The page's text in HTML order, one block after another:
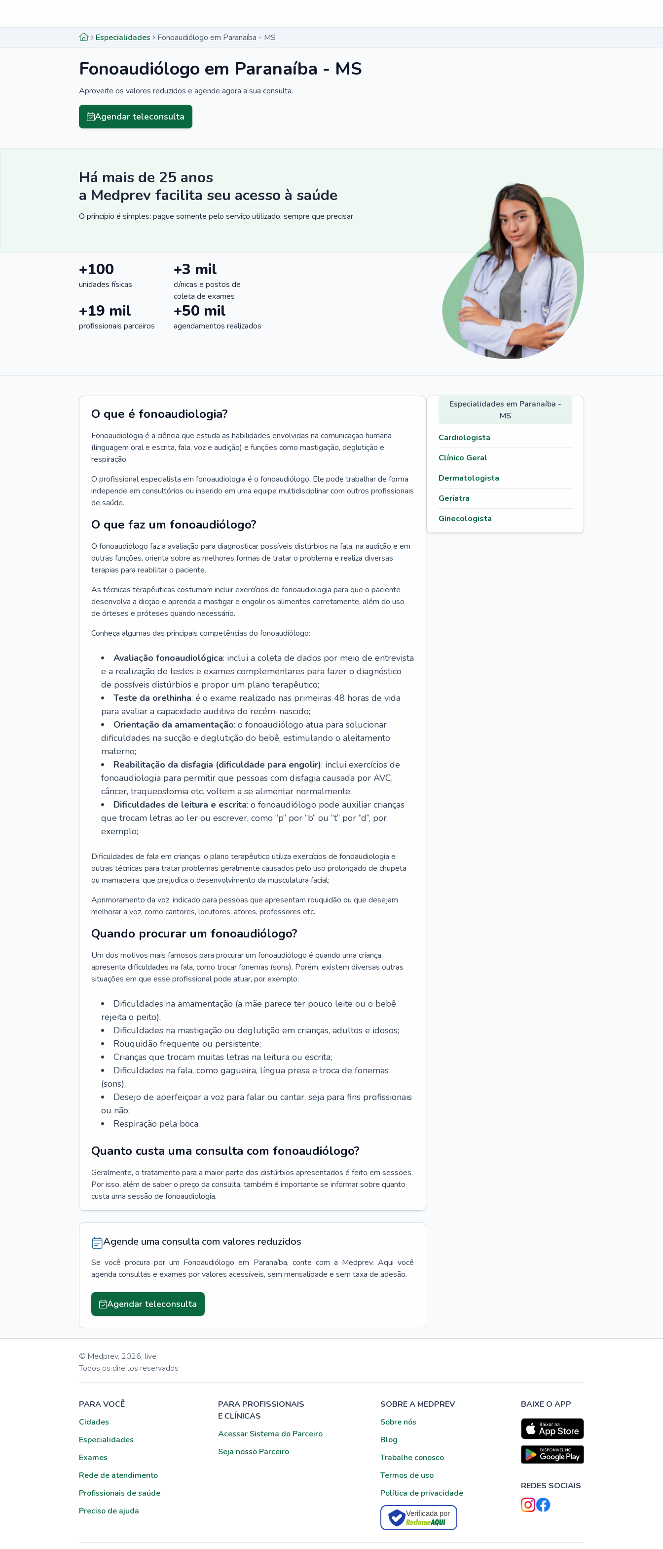
Especialidades Fonoaudiólogo em Paranaíba - MS
Fonoaudiólogo em Paranaíba - MS
Aproveite os valores reduzidos e agende agora a sua consulta.
Agendar teleconsulta
Há mais de 25 anos
a Medprev facilita seu acesso à saúde
O princípio é simples: pague somente pelo serviço utilizado, sempre que precisar.
+100
unidades físicas
+3 mil
clínicas e postos de
coleta de exames
+19 mil
profissionais parceiros
+50 mil
agendamentos realizados
O que é fonoaudiologia?
Fonoaudiologia é a ciência que estuda as habilidades envolvidas na comunicação humana
(linguagem oral e escrita, fala, voz e audição) e funções como mastigação, deglutição e
respiração.
O profissional especialista em fonoaudiologia é o fonoaudiólogo. Ele pode trabalhar de forma
independe em consultórios ou inserido em uma equipe multidisciplinar com outros profissionais
de saúde.
O que faz um fonoaudiólogo?
O fonoaudiólogo faz a avaliação para diagnosticar possíveis distúrbios na fala, na audição e em
outras funções, orienta sobre as melhores formas de tratar o problema e realiza diversas
terapias para reabilitar o paciente.
As técnicas terapêuticas costumam incluir exercícios de fonoaudiologia para que o paciente
desenvolva a dicção e aprenda a mastigar e engolir os alimentos corretamente, além do uso
de órteses e próteses quando necessário.
Conheça algumas das principais competências do fonoaudiólogo:
Avaliação fonoaudiológica: inclui a coleta de dados por meio de entrevista
e a realização de testes e exames complementares para fazer o diagnóstico
de possíveis distúrbios e propor um plano terapêutico;
Teste da orelhinha: é o exame realizado nas primeiras 48 horas de vida
para avaliar a capacidade auditiva do recém-nascido;
Orientação da amamentação: o fonoaudiólogo atua para solucionar
dificuldades na sucção e deglutição do bebê, estimulando o aleitamento
materno;
Reabilitação da disfagia (dificuldade para engolir): inclui exercícios de
fonoaudiologia para permitir que pessoas com disfagia causada por AVC,
câncer, traqueostomia etc. voltem a se alimentar normalmente;
Dificuldades de leitura e escrita: o fonoaudiólogo pode auxiliar crianças
que trocam letras ao ler ou escrever, como “p” por “b” ou “t” por “d”, por
exemplo;
Dificuldades de fala em crianças: o plano terapêutico utiliza exercícios de fonoaudiologia e
outras técnicas para tratar problemas geralmente causados pelo uso prolongado de chupeta
ou mamadeira, que prejudica o desenvolvimento da musculatura facial;
Aprimoramento da voz: indicado para pessoas que apresentam rouquidão ou que desejam
melhorar a voz, como cantores, locutores, atores, professores etc.
Quando procurar um fonoaudiólogo?
Um dos motivos mais famosos para procurar um fonoaudiólogo é quando uma criança
apresenta dificuldades na fala, como trocar fonemas (sons). Porém, existem diversas outras
situações em que esse profissional pode atuar, por exemplo:
Dificuldades na amamentação (a mãe parece ter pouco leite ou o bebê
rejeita o peito);
Dificuldades na mastigação ou deglutição em crianças, adultos e idosos;
Rouquidão frequente ou persistente;
Crianças que trocam muitas letras na leitura ou escrita;
Dificuldades na fala, como gagueira, língua presa e troca de fonemas
(sons);
Desejo de aperfeiçoar a voz para falar ou cantar, seja para fins profissionais
ou não;
Respiração pela boca.
Quanto custa uma consulta com fonoaudiólogo?
Geralmente, o tratamento para a maior parte dos distúrbios apresentados é feito em sessões.
Por isso, além de saber o preço da consulta, também é importante se informar sobre quanto
custa uma sessão de fonoaudiologia.
Agende uma consulta com valores reduzidos
Se você procura por um Fonoaudiólogo em Paranaíba, conte com a Medprev. Aqui você
agenda consultas e exames por valores acessíveis, sem mensalidade e sem taxa de adesão.
Agendar teleconsulta
Especialidades em Paranaíba -
MS
Cardiologista
Clínico Geral
Dermatologista
Geriatra
Ginecologista
© Medprev, 2026, live
Todos os direitos reservados
PARA VOCÊ
Cidades
Especialidades
Exames
Rede de atendimento
Profissionais de saúde
Preciso de ajuda
PARA PROFISSIONAIS
E CLÍNICAS
Acessar Sistema do Parceiro
Seja nosso Parceiro
SOBRE A MEDPREV
Sobre nós
Blog
Trabalhe conosco
Termos de uso
Política de privacidade
Verificada por
BAIXE O APP
REDES SOCIAIS